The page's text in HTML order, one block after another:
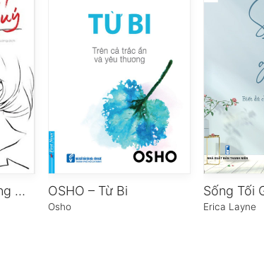
Càng Độc Lập Càng Cao Quý OSHO – Từ Bi
Osho
Sống Tối
Erica Layne